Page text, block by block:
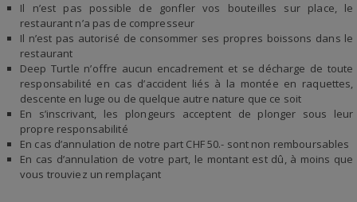
Il n’est pas possible de gonfler vos bouteilles sur place, le
restaurant n’a pas de compresseur
Il n’est pas autorisé de consommer ses propres boissons dans le
restaurant
Deep Turtle n’offre aucun encadrement et se décharge de toute
responsabilité en cas d’accident liés à la montée en raquettes,
descente en luge ou de quelque autre nature que ce soit
En s’inscrivant, les plongeurs acceptent de plonger sous leur
propre responsabilité
En cas d’annulation de notre part CHF 50.- sont non remboursables
En cas d’annulation de votre part, le montant est dû, à moins que
vous trouviez un remplaçant